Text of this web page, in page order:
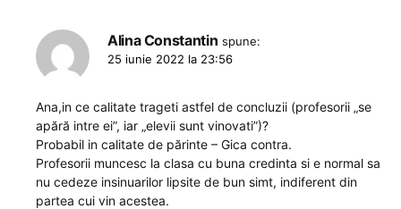
Alina Constantin spune:
25 iunie 2022 la 23:56
Ana,in ce calitate trageti astfel de concluzii (profesorii „se
apără intre ei”, iar „elevii sunt vinovati”)?
Probabil in calitate de părinte – Gica contra.
Profesorii muncesc la clasa cu buna credinta si e normal sa
nu cedeze insinuarilor lipsite de bun simt, indiferent din
partea cui vin acestea.